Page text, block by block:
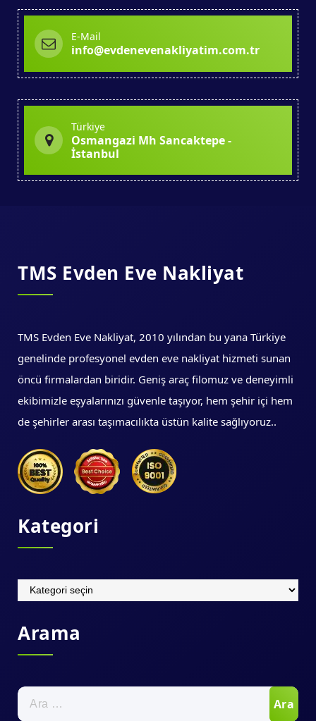
E-Mail
info@evdenevenakliyatim.com.tr
Türkiye
Osmangazi Mh Sancaktepe -
İstanbul
TMS Evden Eve Nakliyat
TMS Evden Eve Nakliyat, 2010 yılından bu yana Türkiye
genelinde profesyonel evden eve nakliyat hizmeti sunan
öncü firmalardan biridir. Geniş araç filomuz ve deneyimli
ekibimizle eşyalarınızı güvenle taşıyor, hem şehir içi hem
de şehirler arası taşımacılıkta üstün kalite sağlıyoruz..
Kategori
Kategori
Arama
Arama: